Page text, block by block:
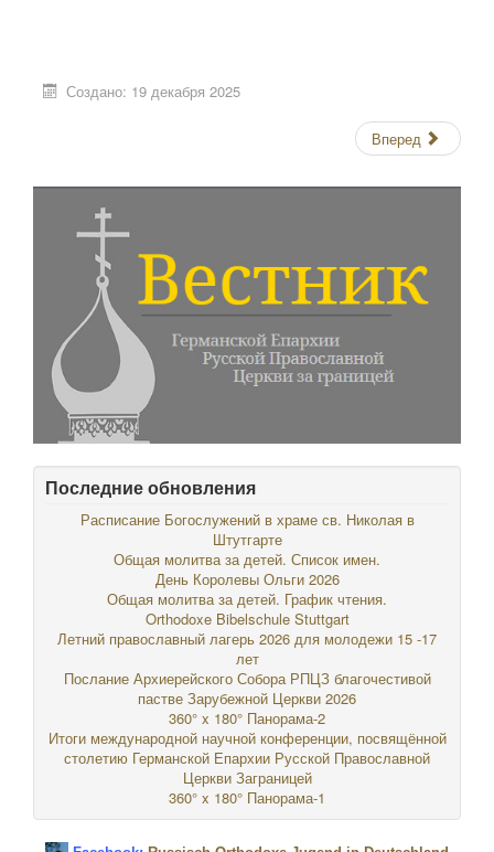
Создано: 19 декабря 2025
Вперед
Последние обновления
Расписание Богослужений в храме св. Николая в
Штутгарте
Общая молитва за детей. Список имен.
День Королевы Ольги 2026
Общая молитва за детей. График чтения.
Orthodoxe Bibelschule Stuttgart
Летний православный лагерь 2026 для молодежи 15 -17
лет
Послание Архиерейского Собора РПЦЗ благочестивой
пастве Зарубежной Церкви 2026
360° x 180° Панорама-2
Итоги международной научной конференции, посвящённой
столетию Германской Епархии Русской Православной
Церкви Заграницей
360° x 180° Панорама-1